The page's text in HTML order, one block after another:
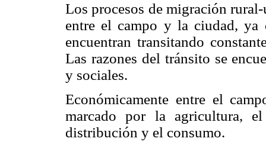
Los procesos de migración
entre el campo y la ciudad, ya
encuentran transitando
Las razones del tránsito se
y sociales.
Económicamente entre el
marcado por la agricultura,
distribución y el consumo.